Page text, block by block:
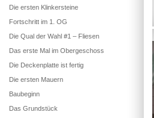
Die ersten Klinkersteine
Fortschritt im 1. OG
Die Qual der Wahl #1 – Fliesen
Das erste Mal im Obergeschoss
Die Deckenplatte ist fertig
Die ersten Mauern
Baubeginn
Das Grundstück